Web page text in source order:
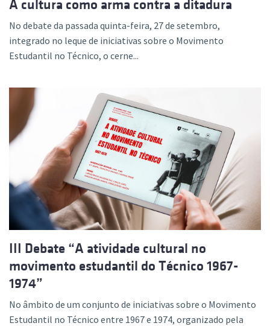
A cultura como arma contra a ditadura
No debate da passada quinta-feira, 27 de setembro,
integrado no leque de iniciativas sobre o Movimento
Estudantil no Técnico, o cerne...
III Debate “A atividade cultural no
movimento estudantil do Técnico 1967-
1974”
No âmbito de um conjunto de iniciativas sobre o Movimento
Estudantil no Técnico entre 1967 e 1974, organizado pela